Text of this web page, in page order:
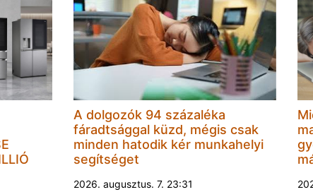
A dolgozók 94 százaléka
fáradtsággal küzd, mégis csak
minden hatodik kér munkahelyi
segítséget
2026. augusztus. 7. 23:31